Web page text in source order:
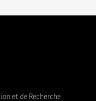
et de Recherche